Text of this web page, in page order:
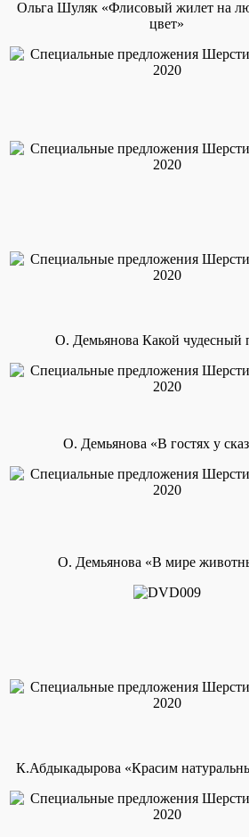
Ольга Шуляк «Флисовый жилет на
цвет»
О. Демьянова Какой чудесный
О. Демьянова «В гостях у
О. Демьянова «В мире
К.Абдыкадырова «Красим